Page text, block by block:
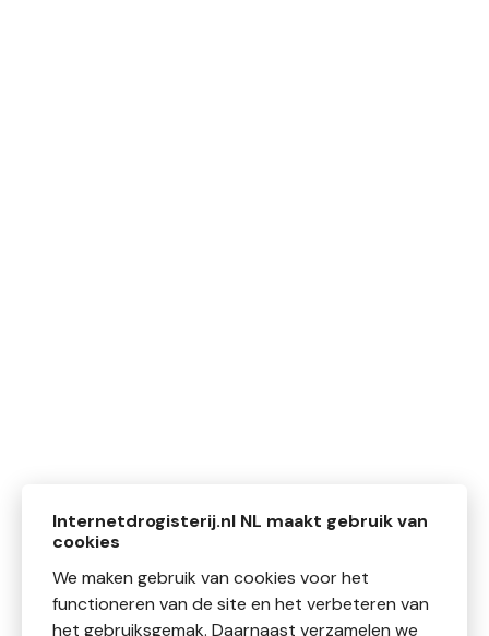
Internetdrogisterij.nl NL maakt gebruik van
cookies
We maken gebruik van cookies voor het
functioneren van de site en het verbeteren van
het gebruiksgemak. Daarnaast verzamelen we